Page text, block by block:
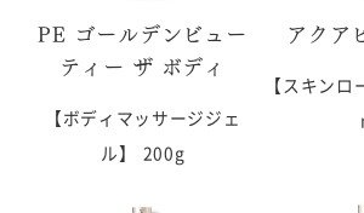
PE ゴールデンビュー
ティー ザ ボディ
【ボディマッサージジェ
ル】
200g
アクア
【スキンロ